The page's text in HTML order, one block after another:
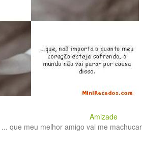
Amizade
que meu melhor amigo vai me